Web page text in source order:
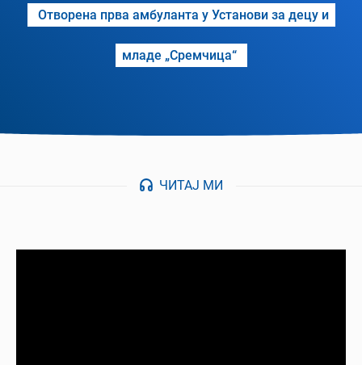
Отворена прва амбуланта у Установи за децу и
младе „Сремчица“
ЧИТАЈ МИ